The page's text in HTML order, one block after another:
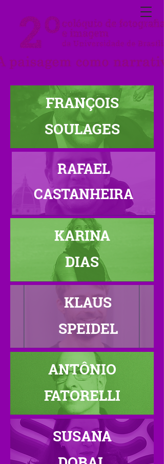
FRANÇOIS
SOULAGES
RAFAEL
CASTANHEIRA
KARINA
DIAS
KLAUS
SPEIDEL
SUSANA
ANTÔNIO
FATORELLI